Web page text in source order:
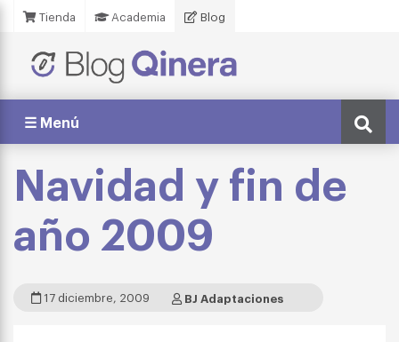
Tienda Academia Blog
☰ Menú
Navidad y fin de
año 2009
17 diciembre, 2009 BJ Adaptaciones